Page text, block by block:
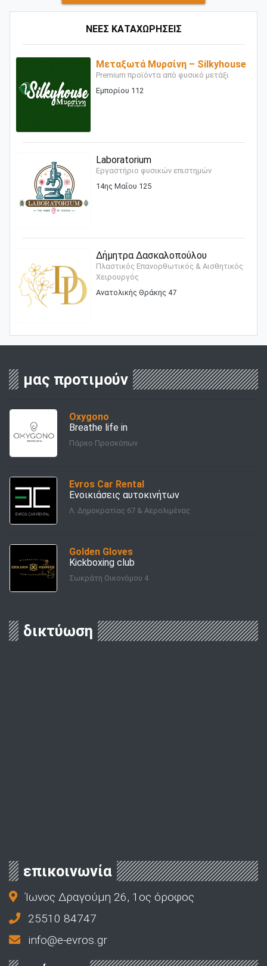
ΝΕΕΣ ΚΑΤΑΧΩΡΗΣΕΙΣ
Μεταξωτά Μυρσίνη – Silkyhouse
Premium προϊόντα από φυσικό μετάξι
Εμπορίου 112
Laboratorium
Εργαστήριο φυσικών επιστημών
14ης Μαΐου 125
Δήμητρα Δασκαλοπούλου
Πλαστικός Επανορθωτικός & Αισθητικός
Χειρουργός
Ανατολικής Θράκης 47
μας προτιμούν
Oxygono
Breathe life in
Πάρκο Προσκόπων
Evros Car Rental
Ενοικιάσεις αυτοκινήτων
Λ. Δημοκρατίας 67 & Αερολιμένας
Golden Gloves
Kickboxing club
Σωκράτη Οικονόμου 4
δικτύωση
επικοινωνία
Ίωνος Δραγούμη 26, 1ος όροφος
25510 84747
info@e-evros.gr